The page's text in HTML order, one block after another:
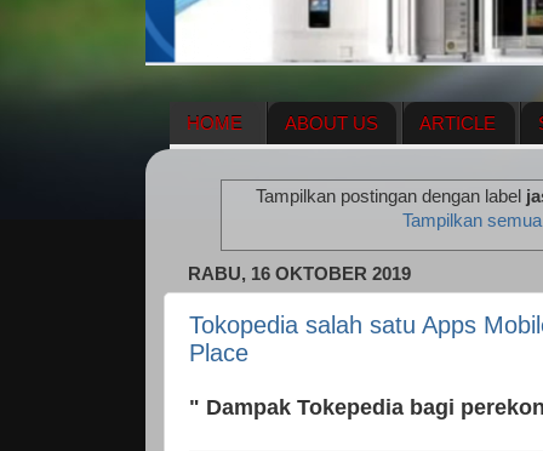
HOME ABOUT US ARTICLE
ENAGIC COMPENSATION PLAN
Tampilkan postingan dengan label
Tampilkan
RABU, 16 OKTOBER 2019
Tokopedia salah satu Apps
Place
" Dampak Tokepedia bagi